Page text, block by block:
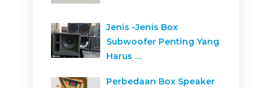
Jenis -Jenis Box
Subwoofer Penting Yang
Harus …
Perbedaan Box Speaker